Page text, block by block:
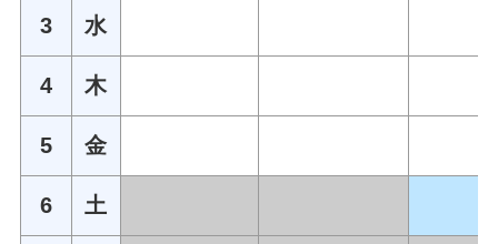
3 水
4 木
5 金
6 土